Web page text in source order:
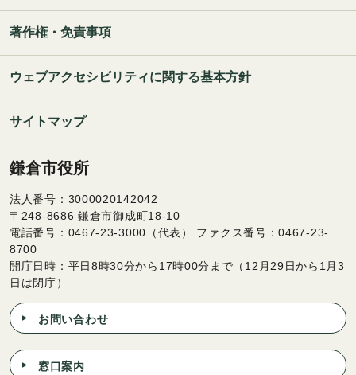
著作権・免責事項
ウェブアクセシビリティに関する基本方針
サイトマップ
鎌倉市役所
法人番号：3000020142042
〒248-8686 鎌倉市御成町18-10
電話番号：0467-23-3000（代表） ファクス番号：0467-23-
8700
開庁日時：平日8時30分から17時00分まで（12月29日から1月3
日は閉庁）
お問い合わせ
窓口案内